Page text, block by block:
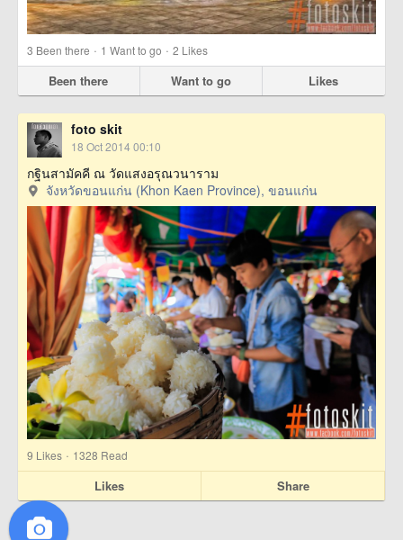
3 Been there · 1 Want to go · 2 Likes
Been there Want to go Likes
foto skit
18 Oct 2014 00:10
กฐินสามัคคี ณ วัดแสงอรุณวนาราม
จังหวัดขอนแก่น (Khon Kaen Province), ขอนแก่น
9 Likes · 1328 Read
Likes Share